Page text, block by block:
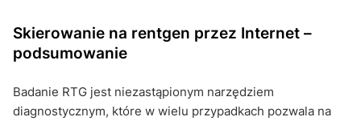
Skierowanie na rentgen przez Internet –
podsumowanie
Badanie RTG jest niezastąpionym narzędziem
diagnostycznym, które w wielu przypadkach pozwala na